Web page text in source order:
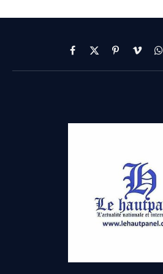
Facebook
X
(Twitter)
PinterestVimeo